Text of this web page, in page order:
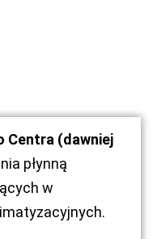
Centra (dawniej
płynną
w